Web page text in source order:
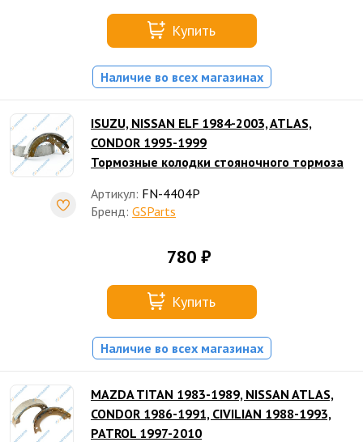
Купить
Наличие во всех магазинах
ISUZU, NISSAN ELF 1984-2003, ATLAS,
CONDOR 1995-1999
Тормозные колодки стояночного тормоза
Артикул: FN-4404P
Бренд: GSParts
780 ₽
Купить
Наличие во всех магазинах
MAZDA TITAN 1983-1989, NISSAN ATLAS,
CONDOR 1986-1991, CIVILIAN 1988-1993,
PATROL 1997-2010